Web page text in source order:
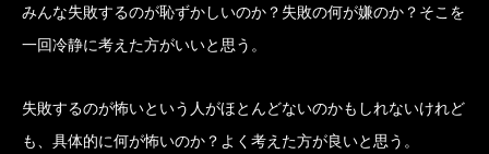
みんな失敗するのが恥ずかしいのか？失敗の何が嫌のか？そこを
一回冷静に考えた方がいいと思う。
失敗するのが怖いという人がほとんどないのかもしれないけれど
も、具体的に何が怖いのか？よく考えた方が良いと思う。